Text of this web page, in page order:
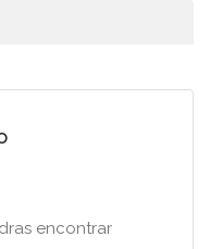
encontrar